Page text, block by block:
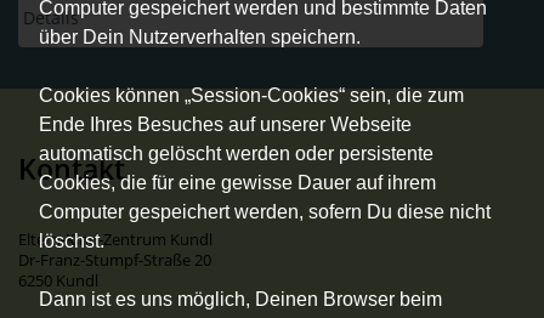
Computer gespeichert werden und bestimmte Daten
über Dein Nutzerverhalten speichern.
Cookies können „Session-Cookies“ sein, die zum
Ende Ihres Besuches auf unserer Webseite
automatisch gelöscht werden oder persistente
Cookies, die für eine gewisse Dauer auf ihrem
Computer gespeichert werden, sofern Du diese nicht
löschst.
Dann ist es uns möglich, Deinen Browser beim
Details
Kontakt
Eltern-Kind-Zentrum Kundl
Dr-Franz-Stumpf-Straße 20
6250 Kundl